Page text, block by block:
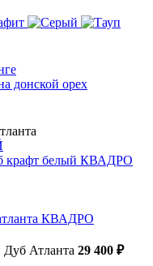
Дуб Атланта 29 400 ₽